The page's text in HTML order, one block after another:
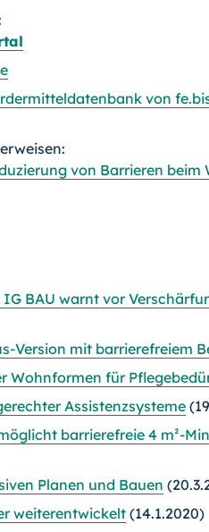
von
von Barrieren beim
BAU warnt vor
Version mit barrierefreiem
Wohnformen für
Assistenzsysteme
barrierefreie 4 m²-
Planen und Bauen
weiterentwickelt (14.1.2020)